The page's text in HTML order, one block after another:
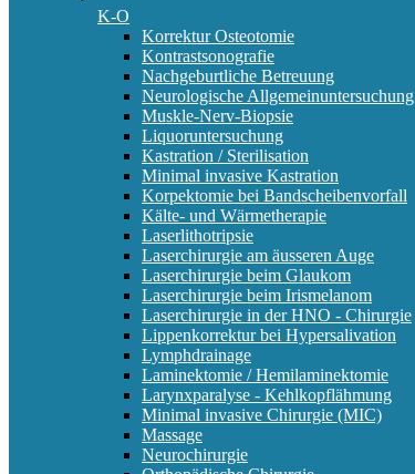
K-O
Korrektur Osteotomie
Kontrastsonografie
Nachgeburtliche Betreuung
Neurologische Allgemeinuntersuchung
Muskle-Nerv-Biopsie
Liquoruntersuchung
Kastration / Sterilisation
Minimal invasive Kastration
Korpektomie bei Bandscheibenvorfall
Kälte- und Wärmetherapie
Laserlithotripsie
Laserchirurgie am äusseren Auge
Laserchirurgie beim Glaukom
Laserchirurgie beim Irismelanom
Laserchirurgie in der HNO - Chirurgie
Lippenkorrektur bei Hypersalivation
Lymphdrainage
Laminektomie / Hemilaminektomie
Larynxparalyse - Kehlkopflähmung
Minimal invasive Chirurgie (MIC)
Massage
Neurochirurgie